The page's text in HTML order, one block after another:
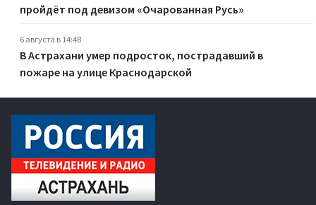
пройдёт под девизом «Очарованная Русь»
6 августа в 14:48
В Астрахани умер подросток, пострадавший в
пожаре на улице Краснодарской